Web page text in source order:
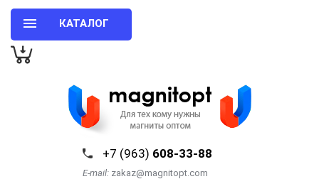
КАТАЛОГ
+7 (963) 608-33-88
E-mail: zakaz@magnitopt.com